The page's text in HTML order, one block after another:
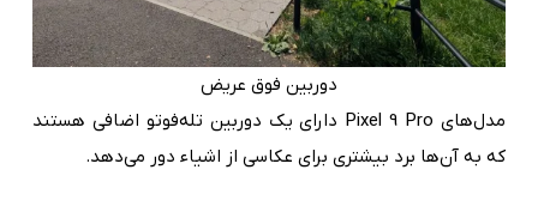
دوربین فوق عریض
مدل‌های Pixel 9 Pro دارای یک دوربین تله‌فوتو اضافی هستند
که به آن‌ها برد بیشتری برای عکاسی از اشیاء دور می‌دهد.